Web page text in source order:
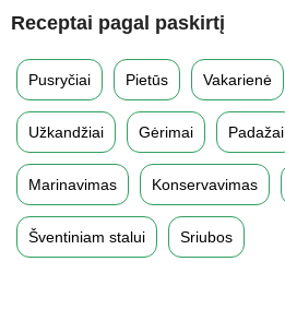
Receptai pagal paskirtį
Pusryčiai Pietūs Vakarienė
Užkandžiai Gėrimai Padažai
Marinavimas Konservavimas
Šventiniam stalui Sriubos